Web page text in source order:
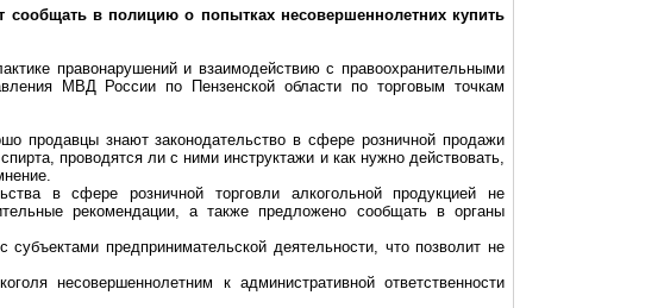
сообщать в полицию о попытках несовершеннолетних купить
правонарушений и взаимодействию с правоохранительными
МВД России по Пензенской области по торговым точкам
продавцы знают законодательство в сфере розничной продажи
проводятся ли с ними инструктажи и как нужно действовать,
в сфере розничной торговли алкогольной продукцией не
рекомендации, а также предложено сообщать в органы
предпринимательской деятельности, что позволит не
несовершеннолетним к административной ответственности